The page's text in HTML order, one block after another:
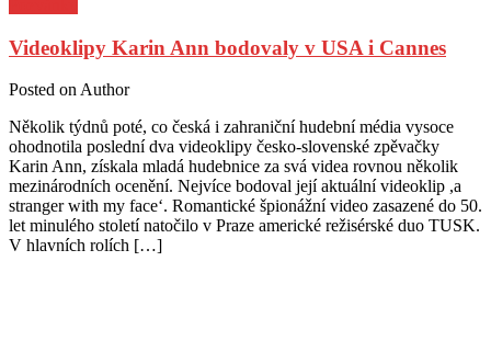
Videoklipy Karin Ann bodovaly v USA i Cannes
Posted onAuthor
Několik týdnů poté, co česká i zahraniční hudební média vysoce
ohodnotila poslední dva videoklipy česko-slovenské zpěvačky
Karin Ann, získala mladá hudebnice za svá videa rovnou několik
mezinárodních ocenění. Nejvíce bodoval její aktuální videoklip ,a
stranger with my face‘. Romantické špionážní video zasazené do 50.
let minulého století natočilo v Praze americké režisérské duo TUSK.
V hlavních rolích […]